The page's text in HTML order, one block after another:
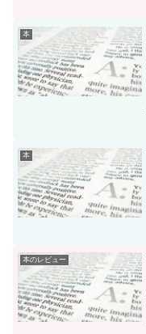
本
本
本のレビュー